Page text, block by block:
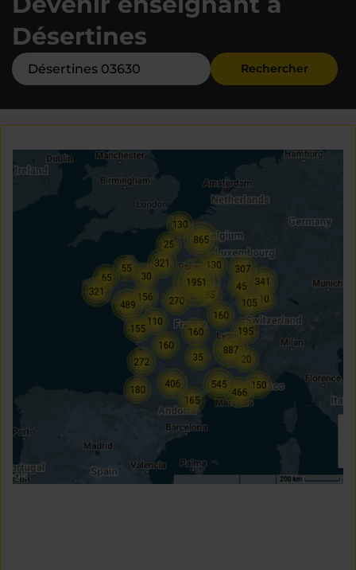
Désertines
Rechercher